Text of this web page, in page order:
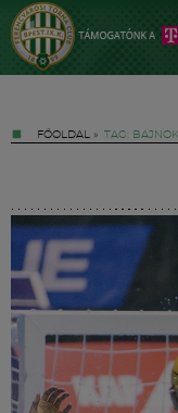
FŐOLDAL » TAG:
Jegyek
FM YouTube +